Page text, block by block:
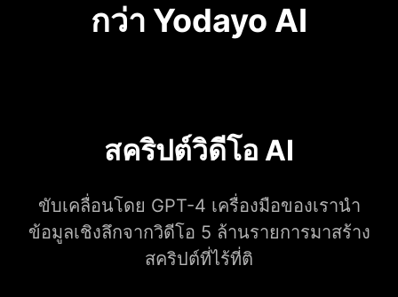
กว่า Yodayo AI
สคริปต์วิดีโอ AI
ขับเคลื่อนโดย GPT-4 เครื่องมือของเรานำ
ข้อมูลเชิงลึกจากวิดีโอ 5 ล้านรายการมาสร้าง
สคริปต์ที่ไร้ที่ติ